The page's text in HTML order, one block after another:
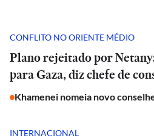
CONFLITO NO ORIENTE MÉDIO
Plano rejeitado por
para Gaza, diz chefe de
Khamenei nomeia novo
INTERNACIONAL